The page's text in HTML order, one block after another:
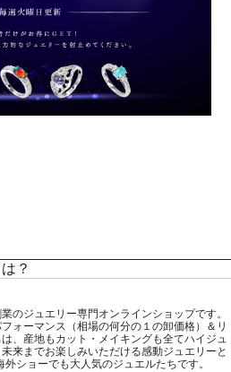
？
のジュエリー専門オンラインショップです。
ォーマンス（相場の何分の１の卸価格）＆リ
、産地もカット・メイキングも全てハイジュ
来までお楽しみいただける感動ジュエリーと
ショーでも大人気のジュエルたちです。